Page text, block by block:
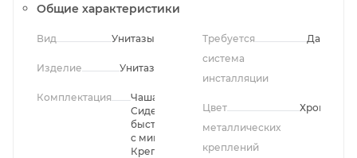
Общие характеристики
Вид Унитазы
Изделие Унитаз
Комплектация
Чаша унитаза,
Сиденье
быстросъемное
с микролифтом,
Крепления
Требуется
система
инсталляции
Да
Цвет
металлических
креплений
Хром